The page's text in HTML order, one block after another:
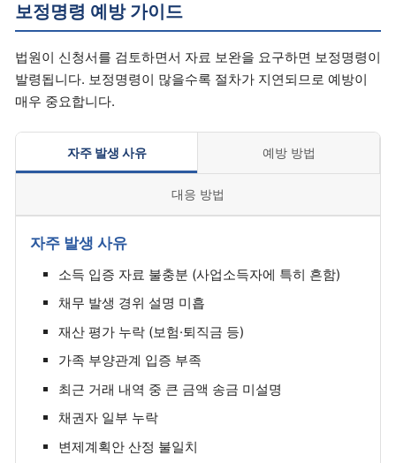
보정명령 예방 가이드
법원이 신청서를 검토하면서 자료 보완을 요구하면 보정명령이
발령됩니다. 보정명령이 많을수록 절차가 지연되므로 예방이
매우 중요합니다.
자주 발생 사유 예방 방법
대응 방법
자주 발생 사유
소득 입증 자료 불충분 (사업소득자에 특히 흔함)
채무 발생 경위 설명 미흡
재산 평가 누락 (보험·퇴직금 등)
가족 부양관계 입증 부족
최근 거래 내역 중 큰 금액 송금 미설명
채권자 일부 누락
변제계획안 산정 불일치